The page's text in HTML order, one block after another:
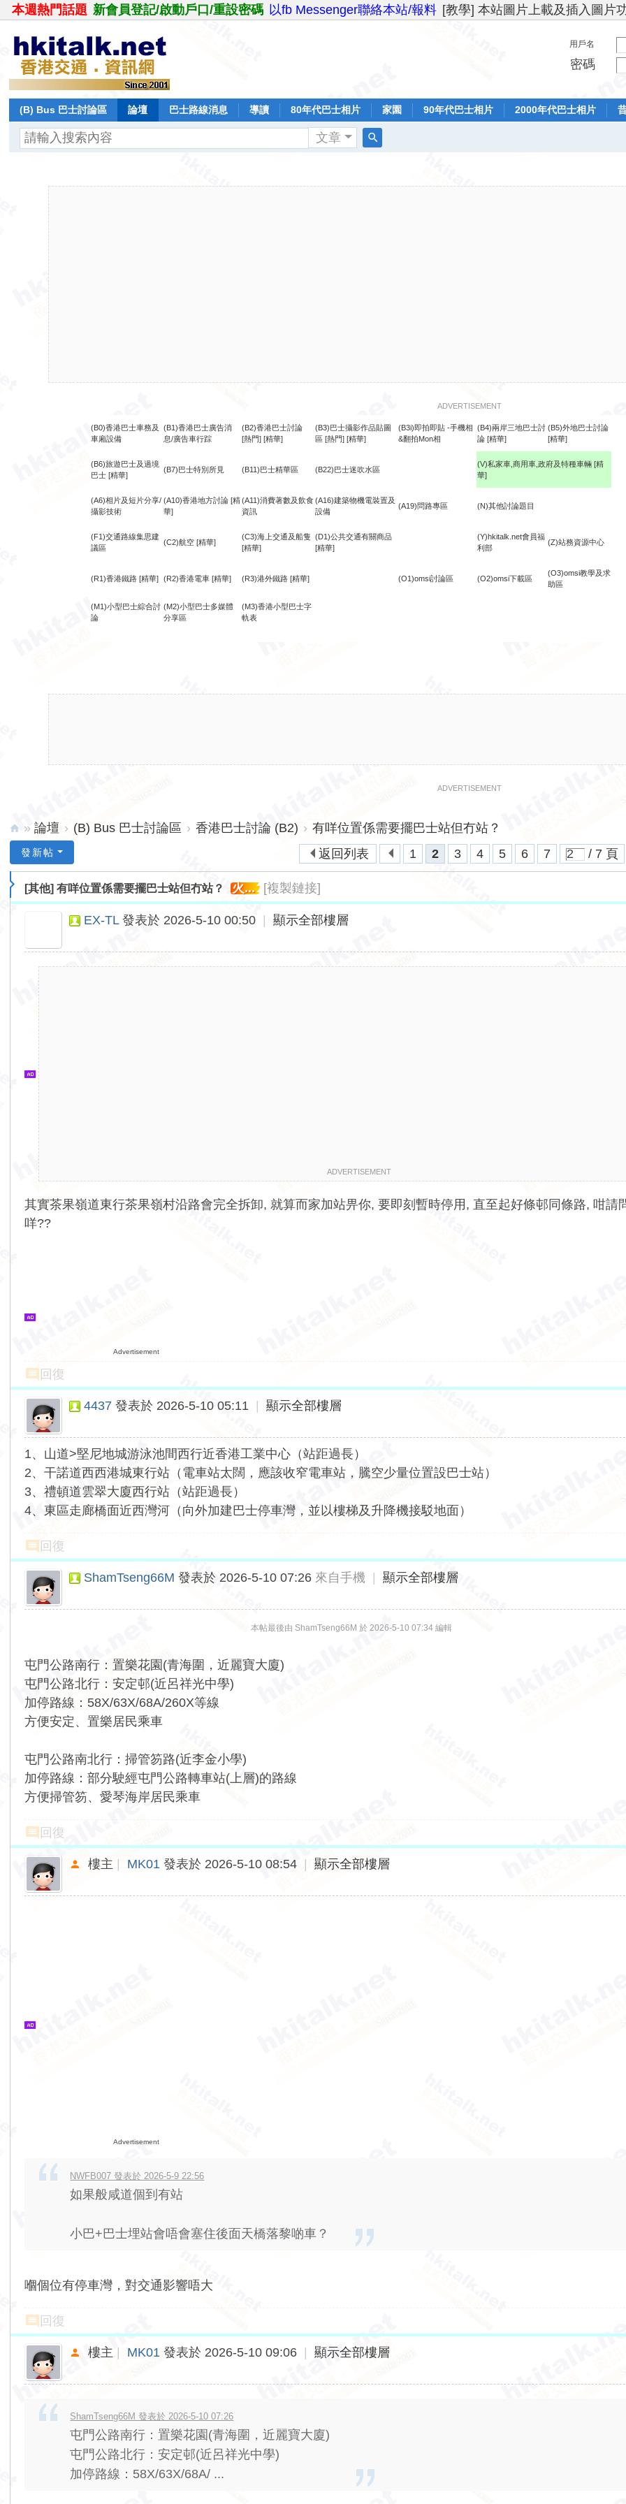
本週熱門話題 新會員登記/啟動戶口/重設密碼 以fb Messenger聯絡本站/報料 [教學] 本站圖片上載及插入圖片
用戶名
密碼
(B) Bus 巴士討論區 論壇 巴士路線消息 導讀 80年代巴士相片 家園 90年代巴士相片 2000年代巴士相片
文章
ADVERTISEMENT
(B0)香港巴士車務及
車廂設備
(B1)香港巴士廣告消
息/廣告車行踪
(B2)香港巴士討論
[熱門] [精華]
(B3)巴士攝影作品貼圖
區 [熱門] [精華]
(B3i)即拍即貼 -手機相
&翻拍Mon相
(B4)兩岸三地巴士討
論 [精華]
(B5)外地巴士討論
[精華]
(B6)旅遊巴士及過境
巴士 [精華]
(B7)巴士特別所見 (B11)巴士精華區 (B22)巴士迷吹水區
(V)私家車,商用車,政府及特種車輛 [精
華]
(A6)相片及短片分享/
攝影技術
(A10)香港地方討論 [精
華]
(A11)消費著數及飲食
資訊
(A16)建築物機電裝置及
設備
(A19)問路專區 (N)其他討論題目
(F1)交通路線集思建
議區
(C2)航空 [精華]
(C3)海上交通及船隻
[精華]
(D1)公共交通有關商品
[精華]
(Y)hkitalk.net會員福
利部
(Z)站務資源中心
(R1)香港鐵路 [精華] (R2)香港電車 [精華] (R3)港外鐵路 [精華] (O1)omsi討論區 (O2)omsi下載區
(O3)omsi教學及求
助區
(M1)小型巴士綜合討
論
(M2)小型巴士多媒體
分享區
(M3)香港小型巴士字
軌表
ADVERTISEMENT
lk.
» 論壇 › (B) Bus 巴士討論區 › 香港巴士討論 (B2) › 有咩位置係需要擺巴士站但冇站？
1
2 3 4 5 6 7 / 7 頁
返回列表
發新帖
[其他]有咩位置係需要擺巴士站但冇站？ 火... [複製鏈接]
EX-TL 發表於 2026-5-10 00:50 顯示全部樓層
ADVERTISEMENT
其實茶果嶺道東行茶果嶺村沿路會完全拆卸, 就算而家加站畀你, 要即刻暫時停用, 直至起好條邨同條路, 咁請
咩??
Advertisement
回復
4437 發表於 2026-5-10 05:11 顯示全部樓層
1、山道>堅尼地城游泳池間西行近香港工業中心（站距過長）
2、干諾道西西港城東行站（電車站太闊，應該收窄電車站，騰空少量位置設巴士站）
3、禮頓道雲翠大廈西行站（站距過長）
4、東區走廊橋面近西灣河（向外加建巴士停車灣，並以樓梯及升降機接駁地面）
回復
ShamTseng66M 發表於 2026-5-10 07:26 來自手機 顯示全部樓層
本帖最後由 ShamTseng66M 於 2026-5-10 07:34 編輯
屯門公路南行：置樂花園(青海圍，近麗寶大廈)
屯門公路北行：安定邨(近呂祥光中學)
加停路線：58X/63X/68A/260X等線
方便安定、置樂居民乘車
屯門公路南北行：掃管笏路(近李金小學)
加停路線：部分駛經屯門公路轉車站(上層)的路線
方便掃管笏、愛琴海岸居民乘車
回復
樓主 MK01 發表於 2026-5-10 08:54 顯示全部樓層
Advertisement
NWFB007 發表於 2026-5-9 22:56
如果般咸道個到有站
小巴+巴士埋站會唔會塞住後面天橋落黎啲車？
嗰個位有停車灣，對交通影響唔大
回復
樓主 MK01 發表於 2026-5-10 09:06 顯示全部樓層
ShamTseng66M 發表於 2026-5-10 07:26
屯門公路南行：置樂花園(青海圍，近麗寶大廈)
屯門公路北行：安定邨(近呂祥光中學)
加停路線：58X/63X/68A/ ...